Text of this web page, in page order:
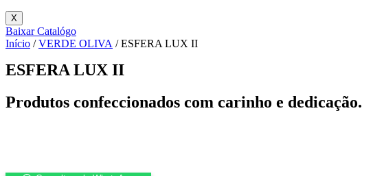
X
Baixar Catalógo
Início /VERDE OLIVA / ESFERA LUX II
ESFERA LUX II
Produtos confeccionados com carinho e dedicação.